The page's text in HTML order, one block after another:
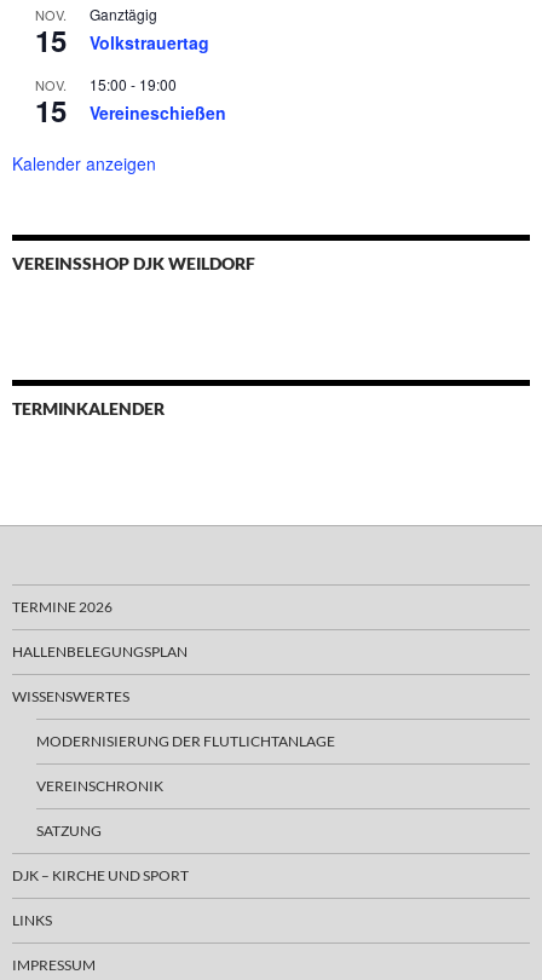
NOV.
15
Ganztägig
Volkstrauertag
NOV.
15
15:00 - 19:00
Vereineschießen
Kalender anzeigen
VEREINSSHOP DJK WEILDORF
TERMINKALENDER
TERMINE 2026
HALLENBELEGUNGSPLAN
WISSENSWERTES
MODERNISIERUNG DER FLUTLICHTANLAGE
VEREINSCHRONIK
SATZUNG
DJK – KIRCHE UND SPORT
LINKS
IMPRESSUM